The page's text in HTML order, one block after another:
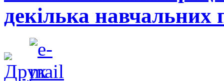
декілька навчальних